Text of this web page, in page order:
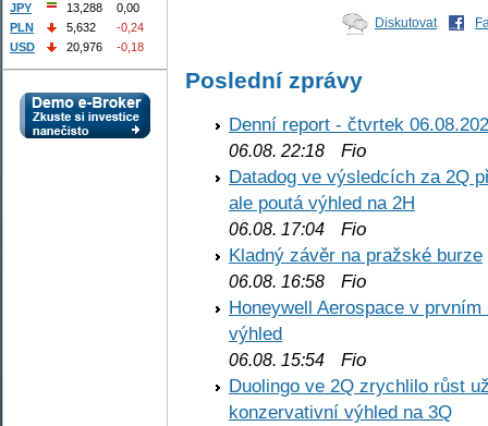
Diskutovat
Poslední zprávy
Denní report - čtvrtek
06.08. 22:18 Fio
Datadog ve výsledcích za 2Q
ale poutá výhled na 2H
06.08. 17:04 Fio
Kladný závěr na pražské burze
06.08. 16:58 Fio
Honeywell Aerospace v
výhled
06.08. 15:54 Fio
Duolingo ve 2Q zrychlilo růst
konzervativní výhled na 3Q
JPY
13,288
0,00
PLN
5,632
-0,24
USD
20,976 -0,18